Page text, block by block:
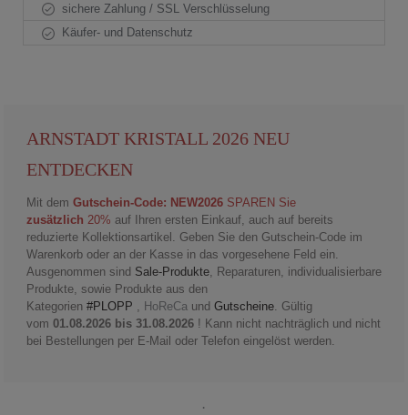
sichere Zahlung / SSL Verschlüsselung
Käufer- und Datenschutz
ARNSTADT KRISTALL 2026 NEU
ENTDECKEN
Mit dem Gutschein-Code: NEW2026 SPAREN Sie
zusätzlich 20% auf Ihren ersten Einkauf, auch auf bereits
reduzierte Kollektionsartikel. Geben Sie den Gutschein-Code im
Warenkorb oder an der Kasse in das vorgesehene Feld ein.
Ausgenommen sind Sale-Produkte , Reparaturen, individualisierbare
Produkte, sowie Produkte aus den
Kategorien #PLOPP HoReCa und Gutscheine . Gültig
vom 01.08.2026 bis 31.08.2026 ! Kann nicht nachträglich und nicht
bei Bestellungen per E-Mail oder Telefon eingelöst werden.
.